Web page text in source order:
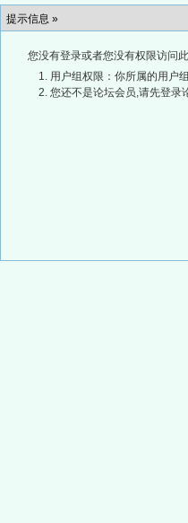
提示信息 »
您没有登录或者您没有权限访问
用户组权限：你所属的用户
您还不是论坛会员,请先登录